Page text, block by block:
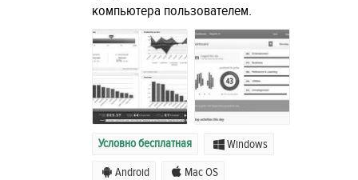
компьютера пользователем.
Условно бесплатная Windows
Android Mac OS